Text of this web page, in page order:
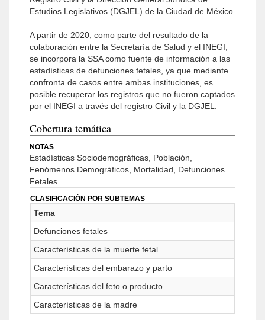
Estudios Legislativos (DGJEL) de la Ciudad de México.
A partir de 2020, como parte del resultado de la
colaboración entre la Secretaría de Salud y el INEGI,
se incorpora la SSA como fuente de información a las
estadísticas de defunciones fetales, ya que mediante
confronta de casos entre ambas instituciones, es
posible recuperar los registros que no fueron captados
por el INEGI a través del registro Civil y la DGJEL.
Cobertura temática
NOTAS
Estadísticas Sociodemográficas, Población,
Fenómenos Demográficos, Mortalidad, Defunciones
Fetales.
CLASIFICACIÓN POR SUBTEMAS
Tema
Defunciones fetales
Características de la muerte fetal
Características del embarazo y parto
Características del feto o producto
Características de la madre